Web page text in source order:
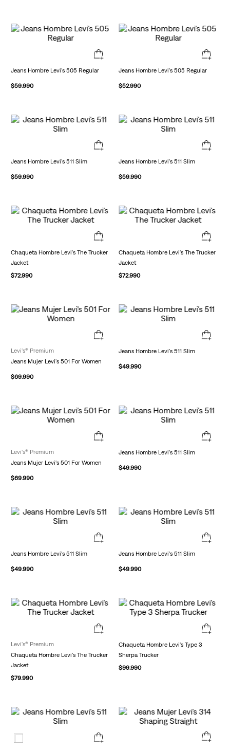
Jeans Hombre Levi's 505 Regular
$59.990
Jeans Hombre Levi's 505 Regular
$52.990
Jeans Hombre Levi's 511 Slim
$59.990
Jeans Hombre Levi's 511 Slim
$59.990
Chaqueta Hombre Levi's The Trucker
Jacket
$72.990
Chaqueta Hombre Levi's The Trucker
Jacket
$72.990
Levi's® Premium
Jeans Mujer Levi's 501 For Women
$69.990
Jeans Hombre Levi's 511 Slim
$49.990
Levi's® Premium
Jeans Mujer Levi's 501 For Women
$69.990
Jeans Hombre Levi's 511 Slim
$49.990
Jeans Hombre Levi's 511 Slim
$49.990
Jeans Hombre Levi's 511 Slim
$49.990
Levi's® Premium
Chaqueta Hombre Levi's The Trucker
Jacket
$79.990
Chaqueta Hombre Levi's Type 3
Sherpa Trucker
$99.990